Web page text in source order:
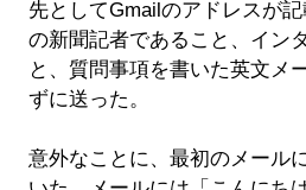
先としてGmailのアドレスが
の新聞記者であること、イン
と、質問事項を書いた英文メ
ずに送った。
意外なことに、最初のメール